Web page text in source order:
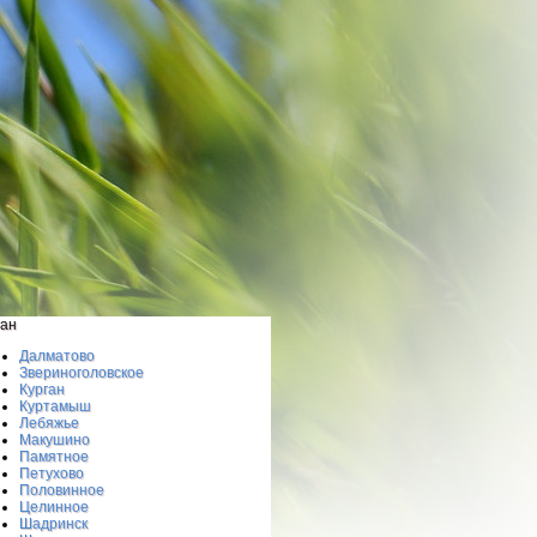
Далматово
Звериноголовское
Курган
Куртамыш
Лебяжье
Макушино
Памятное
Петухово
Половинное
Целинное
Шадринск